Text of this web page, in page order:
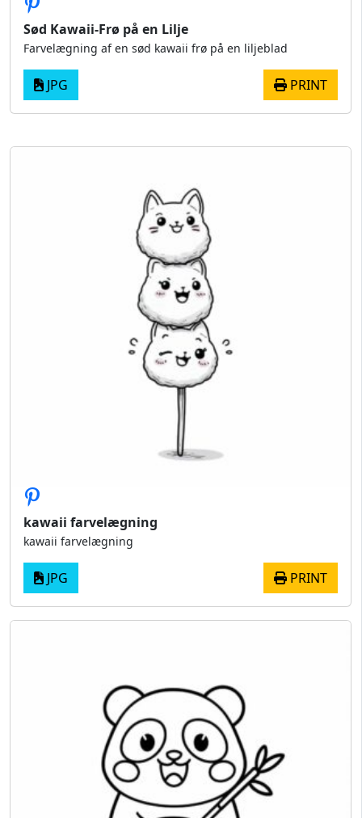
Sød Kawaii-Frø på en Lilje
Farvelægning af en sød kawaii frø på en liljeblad
JPG PRINT
kawaii farvelægning
kawaii farvelægning
JPG PRINT